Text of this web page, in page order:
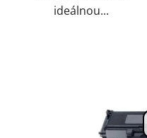
ideálnou...